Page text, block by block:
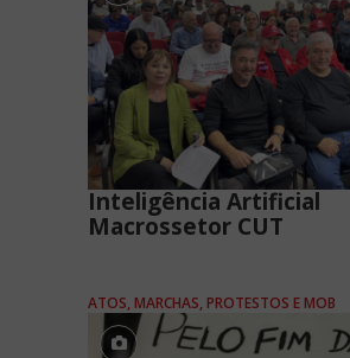
Inteligência Artificial
Macrossetor CUT
ATOS, MARCHAS, PROTESTOS E MOB